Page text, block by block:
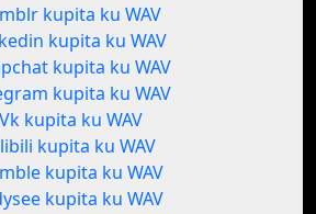
kupita ku WAV
kupita ku WAV
kupita ku WAV
kupita ku WAV
Vk kupita ku WAV
kupita ku WAV
kupita ku WAV
kupita ku WAV